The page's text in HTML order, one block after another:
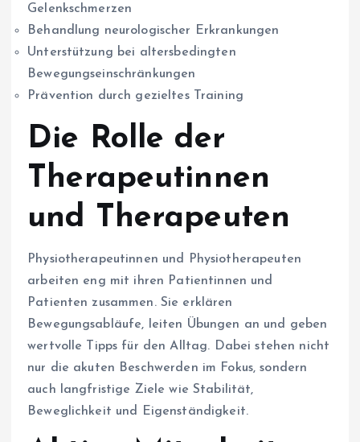
Gelenkschmerzen
Behandlung neurologischer Erkrankungen
Unterstützung bei altersbedingten
Bewegungseinschränkungen
Prävention durch gezieltes Training
Die Rolle der
Therapeutinnen
und Therapeuten
Physiotherapeutinnen und Physiotherapeuten
arbeiten eng mit ihren Patientinnen und
Patienten zusammen. Sie erklären
Bewegungsabläufe, leiten Übungen an und geben
wertvolle Tipps für den Alltag. Dabei stehen nicht
nur die akuten Beschwerden im Fokus, sondern
auch langfristige Ziele wie Stabilität,
Beweglichkeit und Eigenständigkeit.